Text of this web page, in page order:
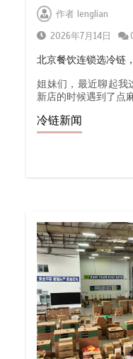
作者 lenglian
2026年7月14日
北京餐饮连锁选冷链
姐妹们，最近聊起我
新店的时候遇到了点
冷链新闻